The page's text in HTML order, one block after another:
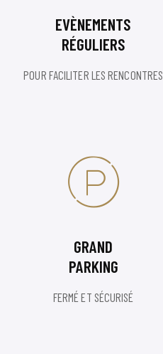
EVÈNEMENTS
RÉGULIERS
POUR FACILITER LES RENCONTRES
GRAND
PARKING
FERMÉ ET SÉCURISÉ